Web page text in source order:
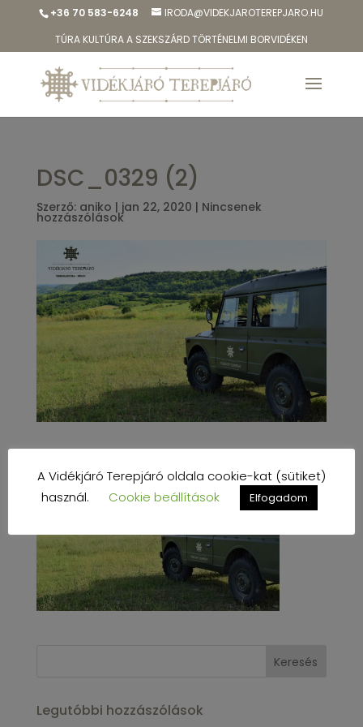
+36 70 583-6248
IRODA@VIDEKJAROTEREPJARO.HU
TÚRA KULTÚRA A SZEKSZÁRD TÖRTÉNELMI BORVIDÉKEN
DSC_0329 (2)
Szerző: aniko | jan 22, 2020 | Nincsenek
hozzászólások
Legutóbbi hozzászólások
A Vidékjáró Terepjáró oldala cookie-kat (sütiket)
használ.
Cookie beállítások Elfogadom